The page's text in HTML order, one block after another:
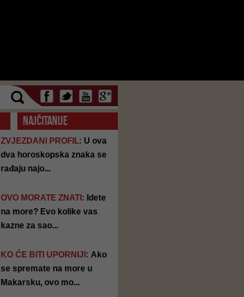
NAJČITANIJE
ZVJEZDANI PROFIL: U ova
dva horoskopska znaka se
rađaju najo...
OVO MORATE ZNATI: Idete
na more? Evo kolike vas
kazne za sao...
KO ĆE BITI UPORNIJI: Ako
se spremate na more u
Makarsku, ovo mo...